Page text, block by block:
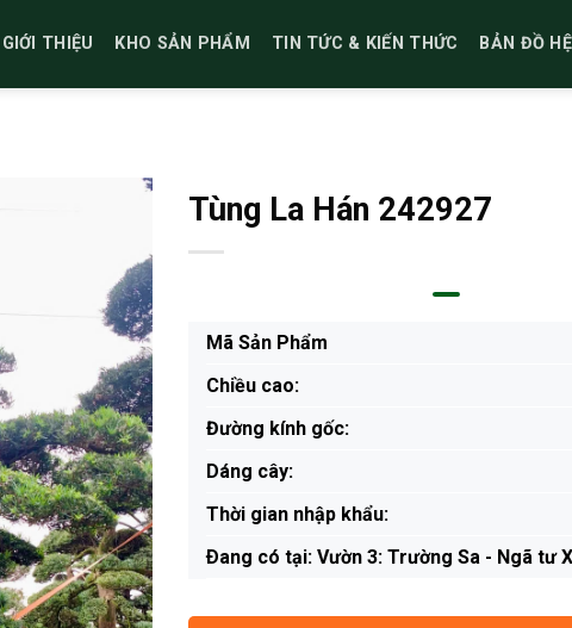
GIỚI THIỆU KHO SẢN PHẨM TIN TỨC & KIẾN THỨC BẢN ĐỒ
Tùng La Hán 242927
Mã Sản Phẩm
Chiều cao:
Đường kính gốc:
Dáng cây:
Thời gian nhập khẩu:
Ðang có tại: Vườn 3: Trường Sa - Ngã tư